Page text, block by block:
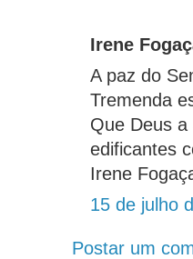
Irene
A paz do
Tremenda
Que Deus
edificantes
Irene
15 de julho
Postar um